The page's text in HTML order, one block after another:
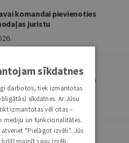
komandai pievienoties
juristu
komandai pievienoties
juristu
sīkdatnes
darbotos, tiek izmantotas
sīkdatnes. Ar Jūsu
izmantotas vēl citas –
mediju un funkcionalitātes.
"Pielāgot izvēli". Jūs
mainīt savu izvēli,